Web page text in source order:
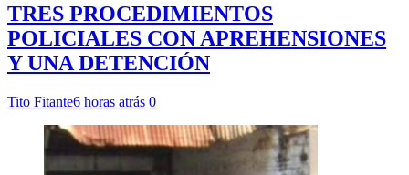
TRES PROCEDIMIENTOS
POLICIALES CON APREHENSIONES
Y UNA DETENCIÓN
Tito Fitante6 horas atrás 0